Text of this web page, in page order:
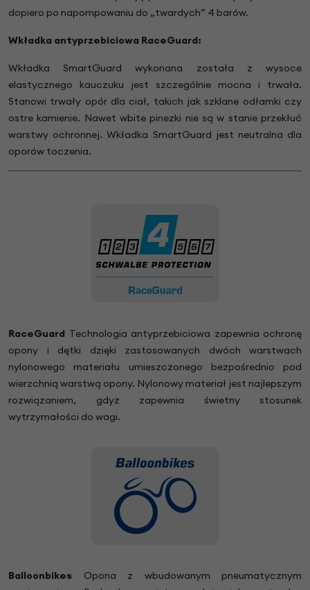
dopiero po napompowaniu do „twardych” 4 barów.
Wkładka antyprzebiciowa RaceGuard:
Wkładka SmartGuard wykonana została z wysoce
elastycznego kauczuku jest szczególnie mocna i trwała.
Stanowi trwały opór dla ciał, takich jak szklane odłamki czy
ostre kamienie. Nawet wbite pinezki nie są w stanie przekłuć
warstwy ochronnej. Wkładka SmartGuard jest neutralna dla
oporów toczenia.
RaceGuard Technologia antyprzebiciowa zapewnia ochronę
opony i dętki dzięki zastosowanych dwóch warstwach
nylonowego materiału umieszczonego bezpośrednio pod
wierzchnią warstwą opony. Nylonowy materiał jest najlepszym
rozwiązaniem, gdyż zapewnia świetny stosunek
wytrzymałości do wagi.
Balloonbikes Opona z wbudowanym pneumatycznym